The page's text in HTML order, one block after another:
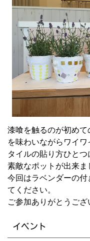
漆喰を触るのが初め
を味わいながらワイワ
タイルの貼り方ひとつ
素敵なポットが出来ま
今回はラベンダーの
てください。
ご参加ありがとうござ
イベント